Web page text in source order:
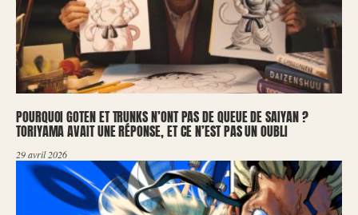
POURQUOI GOTEN ET TRUNKS N’ONT PAS DE QUEUE DE SAIYAN ?
TORIYAMA AVAIT UNE RÉPONSE, ET CE N’EST PAS UN OUBLI
29 avril 2026